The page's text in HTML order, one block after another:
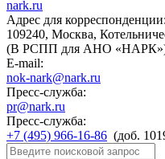
nark.ru
Адрес для корреспонденции:
109240, Москва,
(В РСПП для АНО
E-mail:
nok-nark@nark.ru
Пресс-служба:
pr@nark.ru
Пресс-служба:
+7 (495) 966-16-86 (доб.